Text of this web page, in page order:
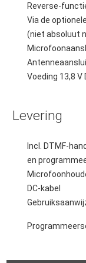
Reverse-
Via de
(niet absoluut
Voeding 13,8 V
Levering
Incl. DTMF-
en
DC-kabel